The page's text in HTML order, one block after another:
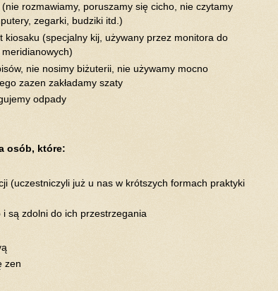
rozmawiamy, poruszamy się cicho, nie czytamy
zegarki, budziki itd.)
(specjalny kij, używany przez monitora do
nie nosimy biżuterii, nie używamy mocno
zazen zakładamy szaty
odpady
osób, które:
(uczestniczyli już u nas w krótszych formach praktyki
są zdolni do ich przestrzegania
zen